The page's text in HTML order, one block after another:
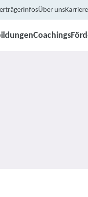
InfosÜber unsKarriere
Coachings